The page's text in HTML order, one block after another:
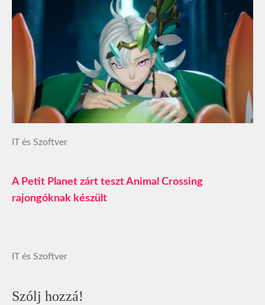
IT és Szoftver
A Petit Planet zárt teszt Animal Crossing
rajongóknak készült
IT és Szoftver
Szólj hozzá!